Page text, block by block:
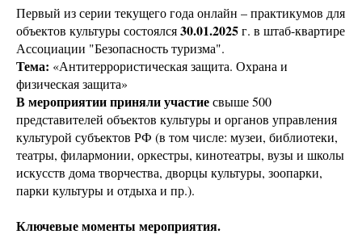
Первый из серии текущего года онлайн – практикумов для
объектов культуры состоялся30.01.2025г. в штаб-квартире
Ассоциации "Безопасность туризма".
Тема: «Антитеррористическая защита. Охрана и
физическая защита»
В мероприятии приняли участиесвыше 500
представителей объектов культуры и органов управления
культурой субъектов РФ (в том числе: музеи, библиотеки,
театры, филармонии, оркестры, кинотеатры, вузы и школы
искусств дома творчества, дворцы культуры, зоопарки,
парки культуры и отдыха и пр.).
Ключевые моменты мероприятия.